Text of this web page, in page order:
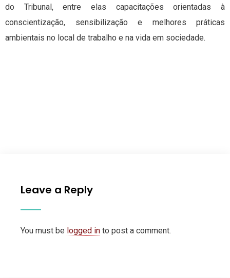
do Tribunal, entre elas capacitações orientadas à
conscientização, sensibilização e melhores práticas
ambientais no local de trabalho e na vida em sociedade.
Leave a Reply
You must be logged in to post a comment.